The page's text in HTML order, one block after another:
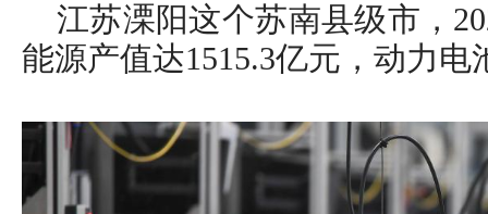
江苏溧阳这个苏南县级市，
能源产值达1515.3亿元，动力